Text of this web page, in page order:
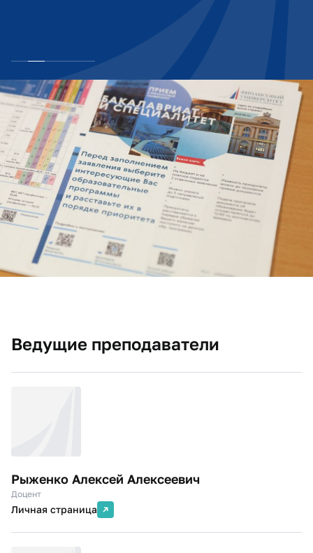
Ведущие преподаватели
Рыженко Алексей Алексеевич
Доцент
Личная страница